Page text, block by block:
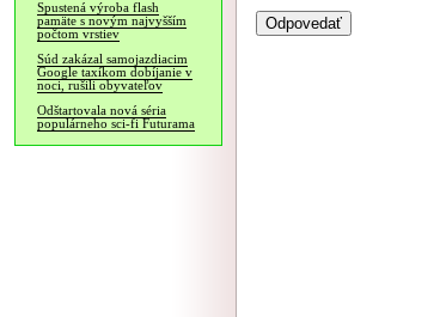
Spustená výroba flash
pamäte s novým najvyšším
počtom vrstiev
Súd zakázal samojazdiacim
Google taxíkom dobíjanie v
noci, rušili obyvateľov
Odštartovala nová séria
populárneho sci-fi Futurama